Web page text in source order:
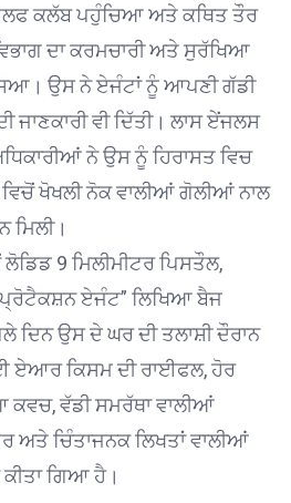
ਕਲੱਬ ਪਹੁੰਚਿਆ ਅਤੇ ਕਥਿਤ ਤੌਰ
ਦਾ ਕਰਮਚਾਰੀ ਅਤੇ ਸੁਰੱਖਿਆ
ਉਸ ਨੇ ਏਜੰਟਾਂ ਨੂੰ ਆਪਣੀ ਗੱਡੀ
ਜਾਣਕਾਰੀ ਵੀ ਦਿੱਤੀ। ਲਾਸ ਏਂਜਲਸ
ਨੇ ਉਸ ਨੂੰ ਹਿਰਾਸਤ ਵਿਚ
ਖੋਖਲੀ ਨੋਕ ਵਾਲੀਆਂ ਗੋਲੀਆਂ ਨਾਲ
ਮਿਲੀ।
9 ਮਿਲੀਮੀਟਰ ਪਿਸਤੌਲ,
ਪ੍ਰੋਟੈਕਸ਼ਨ ਏਜੰਟ” ਲਿਖਿਆ ਬੈਜ
ਦਿਨ ਉਸ ਦੇ ਘਰ ਦੀ ਤਲਾਸ਼ੀ ਦੌਰਾਨ
ਏਆਰ ਕਿਸਮ ਦੀ ਰਾਈਫਲ, ਹੋਰ
ਵੱਡੀ ਸਮਰੱਥਾ ਵਾਲੀਆਂ
ਅਤੇ ਚਿੰਤਾਜਨਕ ਲਿਖਤਾਂ ਵਾਲੀਆਂ
ਗਿਆ ਹੈ।